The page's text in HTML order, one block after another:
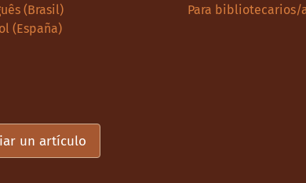
(Brasil)
(España)
Para bibliotecarios/
un artículo